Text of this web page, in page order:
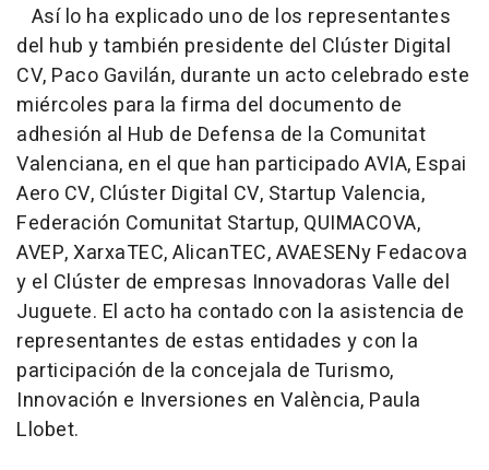
Así lo ha explicado uno de los representantes
del hub y también presidente del Clúster Digital
CV, Paco Gavilán, durante un acto celebrado este
miércoles para la firma del documento de
adhesión al Hub de Defensa de la Comunitat
Valenciana, en el que han participado AVIA, Espai
Aero CV, Clúster Digital CV, Startup Valencia,
Federación Comunitat Startup, QUIMACOVA,
AVEP, XarxaTEC, AlicanTEC, AVAESENy Fedacova
y el Clúster de empresas Innovadoras Valle del
Juguete. El acto ha contado con la asistencia de
representantes de estas entidades y con la
participación de la concejala de Turismo,
Innovación e Inversiones en València, Paula
Llobet.